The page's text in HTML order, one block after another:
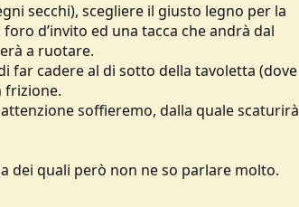
secchi), scegliere il giusto legno per la
d’invito ed una tacca che andrà dal
a ruotare.
far cadere al di sotto della tavoletta (dove
frizione.
soffieremo, dalla quale scaturirà
dei quali però non ne so parlare molto.